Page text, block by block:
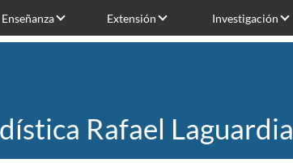
Enseñanza Extensión Investigación
Rafael Laguardia